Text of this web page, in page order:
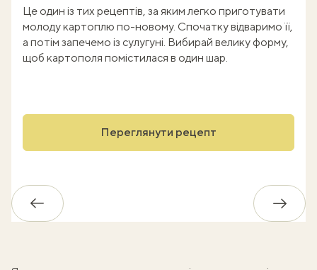
Це один із тих рецептів, за яким легко приготувати
молоду картоплю по-новому. Спочатку відваримо її,
а потім запечемо із сулугуні. Вибирай велику форму,
щоб картополя помістилася в один шар.
Переглянути рецепт
Назад